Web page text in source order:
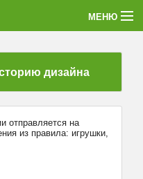
МЕНЮ
дизайна
отправляется на
из правила: игрушки,